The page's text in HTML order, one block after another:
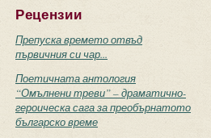
Рецензии
Препуска времето отвъд
първичния си чар...
Поетичната антология
“Омълнени треви” – драматично-
героическа сага за преобърнатото
българско време